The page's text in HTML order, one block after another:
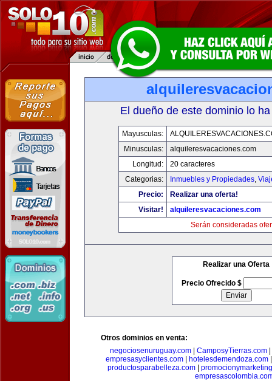
El dueño de este dominio lo
Mayusculas:
Minusculas:
alquileresvacaciones.com
Longitud:
20 caracteres
Categorias:
Inmuebles y Propiedades,
Precio:
Realizar una oferta!
Visitar!
alquileresvacaciones.com
Serán consideradas
Realizar una Oferta
Precio Ofrecido $
Otros dominios en venta:
negociosenuruguay.com
CamposyTierras.com
empresasyclientes.com
hotelesdemendoza.com
productosparabelleza.com